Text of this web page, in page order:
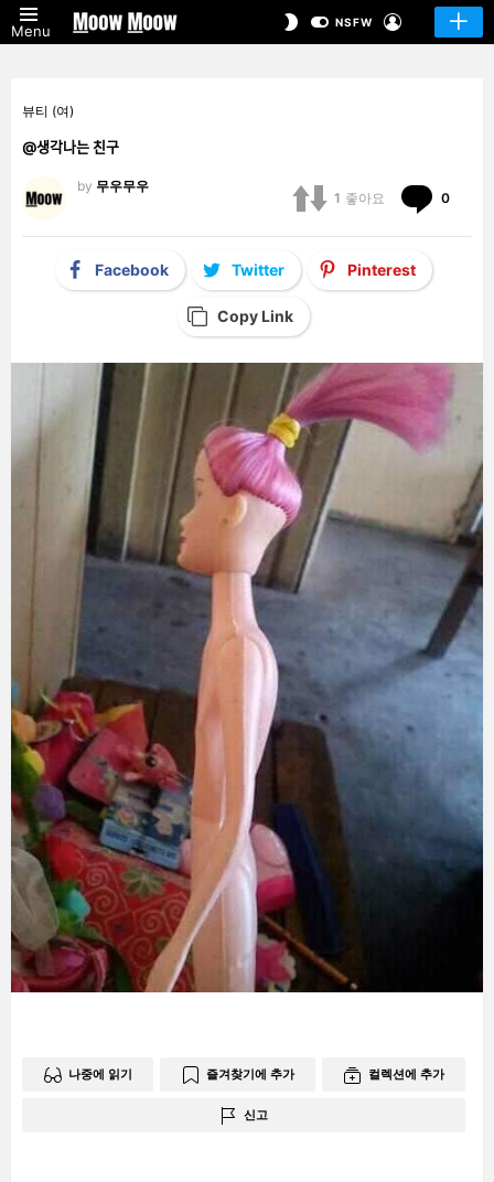
Menu
SWITCHNSFW
뷰티 (여)
@생각나는 친구
by 무우무우
1 좋아요 0
Facebook Twitter Pinterest
Copy Link
나중에 읽기 즐겨찾기에 추가 컬렉션에 추가
신고